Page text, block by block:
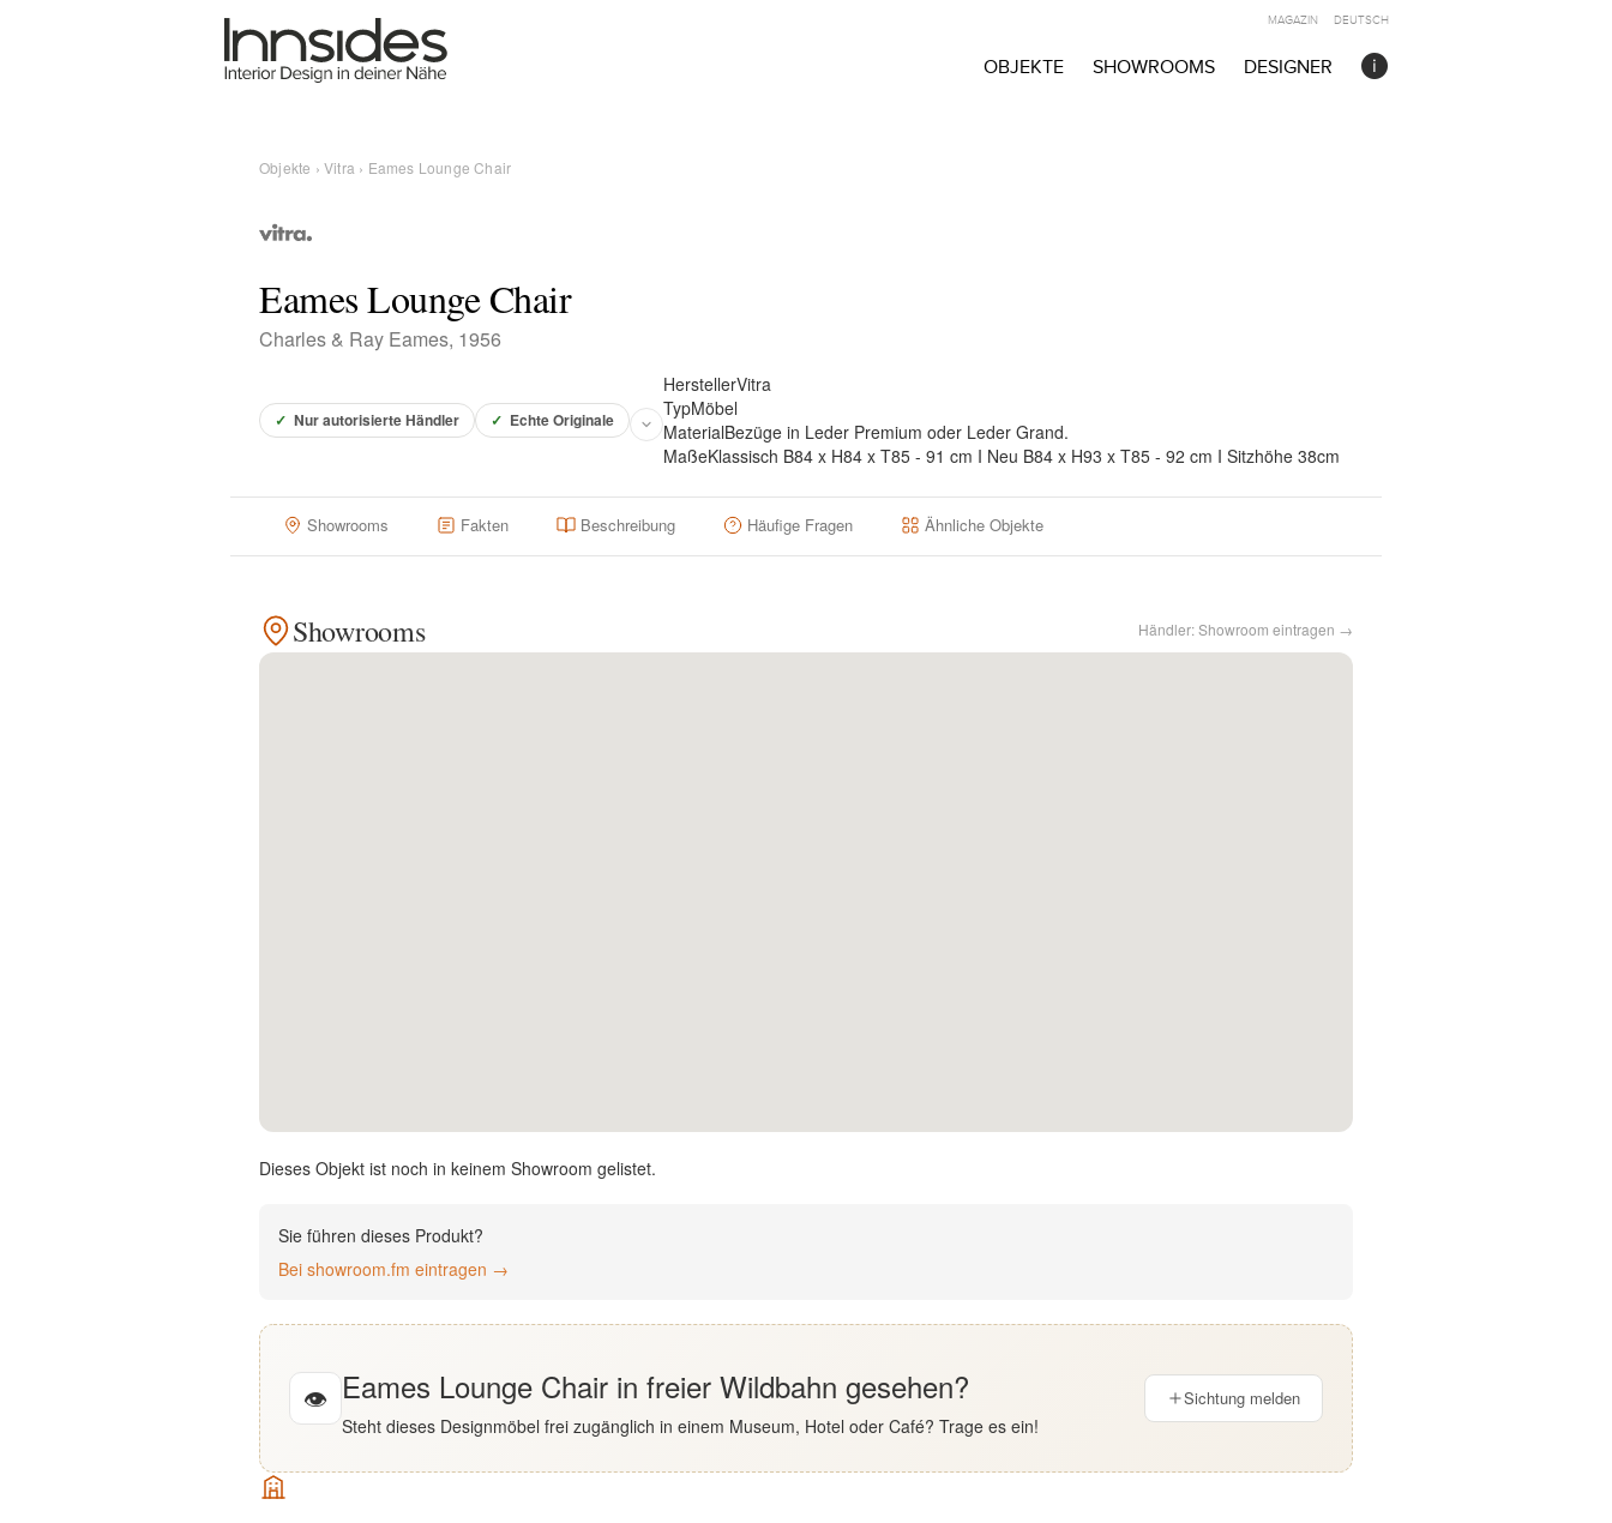
OBJEKTE SHOWROOMS DESIGNER
MAGAZIN DEUTSCH
Objekte ›Vitra › Eames Lounge Chair
Eames Lounge Chair
Charles & Ray Eames, 1956
✓ Nur autorisierte Händler ✓ Echte Originale
HerstellerVitra
TypMöbel
MaterialBezüge in Leder Premium oder Leder Grand.
MaßeKlassisch B84 x H84 x T85 - 91 cm I Neu B84 x H93 x T85 - 92 cm I Sitzhöhe 38cm
Showrooms Fakten Beschreibung Häufige Fragen Ähnliche Objekte
Showrooms Händler: Showroom eintragen →
Dieses Objekt ist noch in keinem Showroom gelistet.
Sie führen dieses Produkt?
Bei showroom.fm eintragen →
👁 Eames Lounge Chair in freier Wildbahn gesehen?
Steht dieses Designmöbel frei zugänglich in einem Museum, Hotel oder Café? Trage es ein!
Sichtung melden